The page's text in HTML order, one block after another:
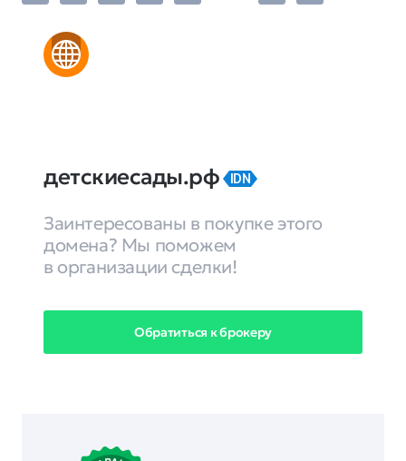
детскиесады.рф IDN
Заинтересованы в покупке этого
домена? Мы поможем
в организации сделки!
Обратиться к брокеру